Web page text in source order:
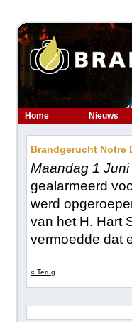
Home Nieuws
Brandgerucht Notre
Maandag 1
gealarmeerd
werd
van het H. Hart
vermoedde dat
« Terug